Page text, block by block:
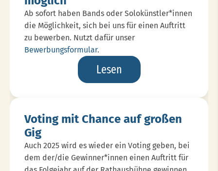
Ab sofort haben Bands oder Solokünstler*innen
die Möglichkeit, sich bei uns für einen Auftritt
zu bewerben. Nutzt dafür unser
Bewerbungsformular.
Lesen
Bewerbungen
Ab
Voting mit Chance auf großen
Gig
Auch 2025 wird es wieder ein Voting geben, bei
dem der/die Gewinner*innen einen Auftritt für